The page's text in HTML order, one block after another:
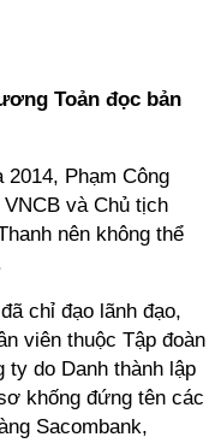
Toản đọc bản
2014, Phạm Công
và Chủ tịch
nên không thể
chỉ đạo lãnh đạo,
viên thuộc Tập đoàn
ty do Danh thành lập
khống đứng tên các
Sacombank,